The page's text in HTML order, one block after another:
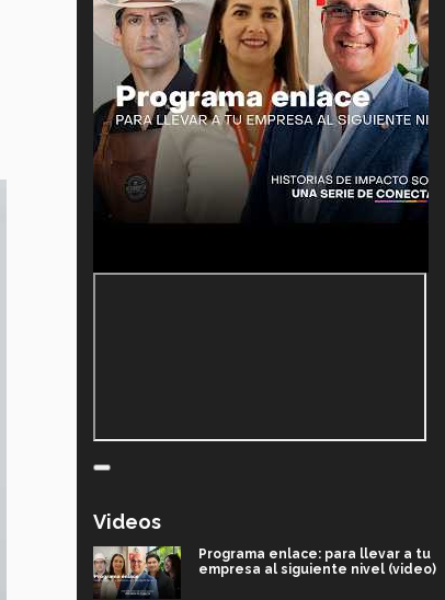
Videos
Programa enlace: para llevar a tu
empresa al siguiente nivel (video)